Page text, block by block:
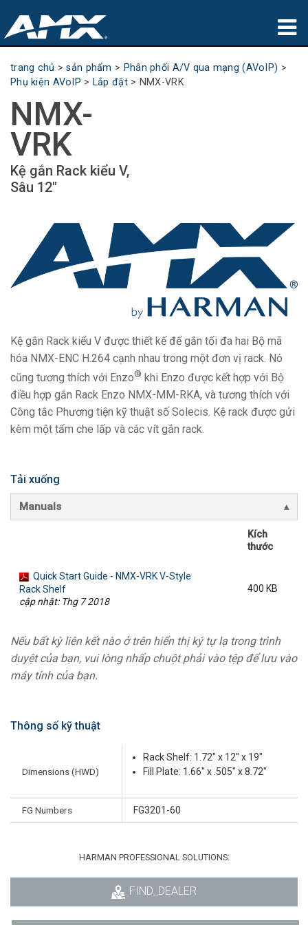
sản phẩm
Partners
nơi mua
đào tạo
Giới thiệu
trang chủ >sản phẩm > Phân phối A/V qua mạng (AVoIP) >
Phụ kiện AVoIP > Lắp đặt> NMX-VRK
NMX-
VRK
Kệ gắn Rack kiểu V,
Sâu 12"
Kệ gắn Rack kiểu V được thiết kế để gắn tối đa hai Bộ mã
hóa NMX-ENC H.264 cạnh nhau trong một đơn vị rack. Nó
cũng tương thích với Enzo® khi Enzo được kết hợp với Bộ
điều hợp gắn Rack Enzo NMX-MM-RKA, và tương thích với
Công tắc Phương tiện kỹ thuật số Solecis. Kệ rack được gửi
kèm một tấm che lấp và các vít gắn rack.
Tải xuống
Manuals
Kích
thước
Quick Start Guide - NMX-VRK V-Style
Rack Shelf
cập nhật: Thg 7 2018
400 KB
Nếu bất kỳ liên kết nào ở trên hiển thị ký tự lạ trong trình
duyệt của bạn, vui lòng nhấp chuột phải vào tệp để lưu vào
máy tính của bạn.
Thông số kỹ thuật
Dimensions (HWD)
Rack Shelf: 1.72" x 12" x 19"
Fill Plate: 1.66" x .505" x 8.72"
FG Numbers FG3201-60
HARMAN PROFESSIONAL SOLUTIONS:
FIND_DEALER